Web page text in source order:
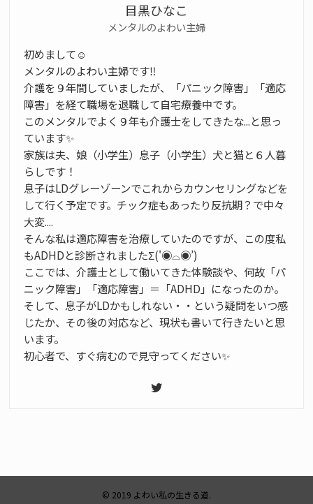
目黒ひなこ
メンタルのよわい主婦
初めまして☺️
メンタルのよわい主婦です‼️
介護を９年間していましたが、「パニック障害」「適応
障害」を経て職場を退職して自宅療養中です。
このメンタルでよく９年も介護士をしてきたな...と思っ
ています✨
家族は夫、娘（小学生）息子（小学生）犬と猫と６人暮
らしです！
息子はLDグレーゾーンでこれからカウンセリングなどを
して行く予定です。チック症もあったり反抗期？で中々
大変....
そんな私は適応障害を治療していたのですが、この度私
もADHDと診断されましたΣ('◉⌓◉’)
ここでは、介護士として働いてきた体験談や、何故「パ
ニック障害」「適応障害」＝「ADHD」になったのか。
そして、息子がLDかもしれない・・という疑問をいつ感
じたか、その後の対応など、現状も書いて行きたいと思
います。
初心者で、すぐ病むので見守ってください✨
© 2019 よわい私の生きる道.